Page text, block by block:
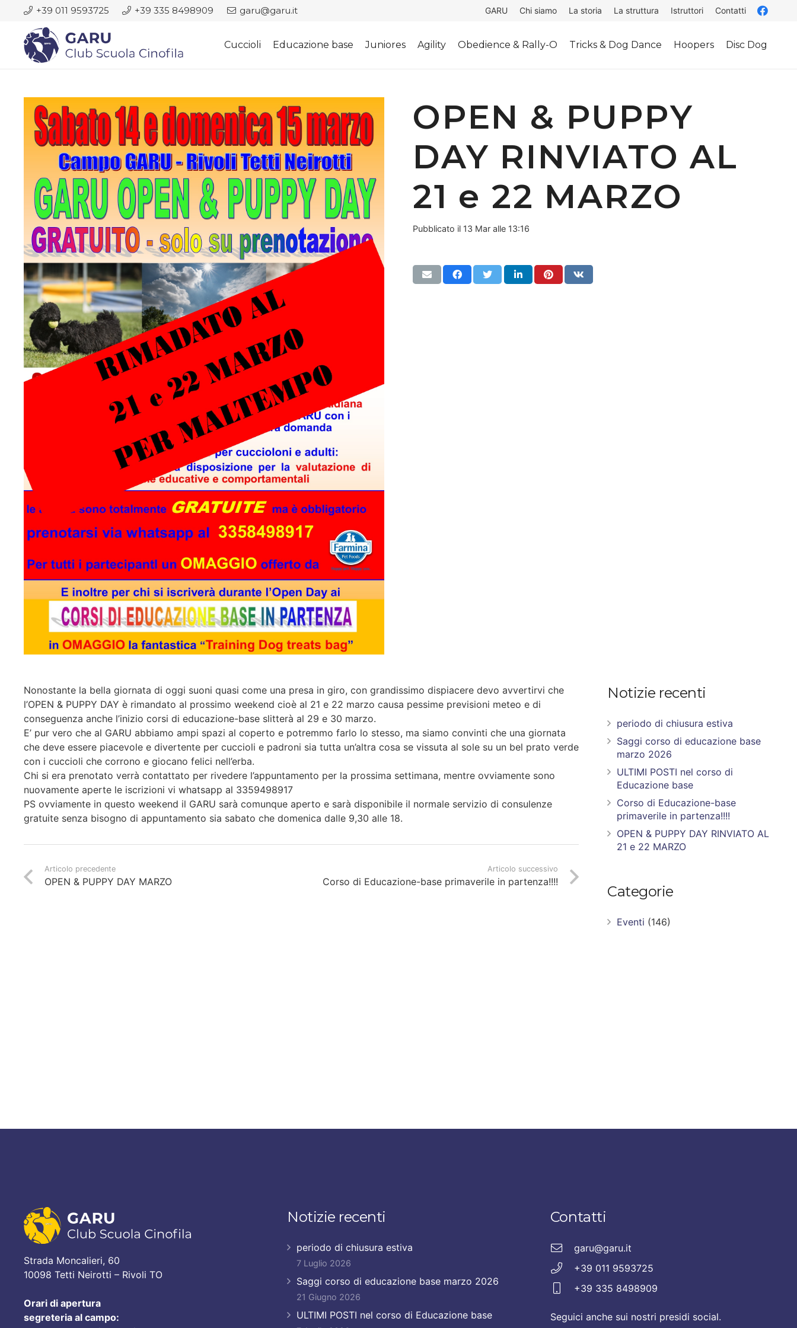
+39 011 9593725 +39 335 8498909 garu@garu.it GARU Chi siamo La storia La struttura Istruttori Contatti
Cuccioli Educazione base Juniores Agility Obedience & Rally-O Tricks & Dog Dance Hoopers Disc Dog
OPEN & PUPPY
DAY RINVIATO AL
21 e 22 MARZO
Pubblicato il 13 Mar alle 13:16
Nonostante la bella giornata di oggi suoni quasi come una presa in giro, con grandissimo dispiacere devo avvertirvi che
l’OPEN & PUPPY DAY è rimandato al prossimo weekend cioè al 21 e 22 marzo causa pessime previsioni meteo e di
conseguenza anche l’inizio corsi di educazione-base slitterà al 29 e 30 marzo.
E’ pur vero che al GARU abbiamo ampi spazi al coperto e potremmo farlo lo stesso, ma siamo convinti che una giornata
che deve essere piacevole e divertente per cuccioli e padroni sia tutta un’altra cosa se vissuta al sole su un bel prato verde
con i cuccioli che corrono e giocano felici nell’erba.
Chi si era prenotato verrà contattato per rivedere l’appuntamento per la prossima settimana, mentre ovviamente sono
nuovamente aperte le iscrizioni vi whatsapp al 3359498917
PS ovviamente in questo weekend il GARU sarà comunque aperto e sarà disponibile il normale servizio di consulenze
gratuite senza bisogno di appuntamento sia sabato che domenica dalle 9,30 alle 18.
Articolo precedente
OPEN & PUPPY DAY MARZO
Articolo successivo
Corso di Educazione-base primaverile in partenza!!!!
Notizie recenti
periodo di chiusura estiva
Saggi corso di educazione base
marzo 2026
ULTIMI POSTI nel corso di
Educazione base
Corso di Educazione-base
primaverile in partenza!!!!
OPEN & PUPPY DAY RINVIATO AL
21 e 22 MARZO
Categorie
Eventi (146)
Strada Moncalieri, 60
10098 Tetti Neirotti – Rivoli TO
Orari di apertura
segreteria al campo:
Notizie recenti
periodo di chiusura estiva
7 Luglio 2026
Saggi corso di educazione base marzo 2026
21 Giugno 2026
ULTIMI POSTI nel corso di Educazione base
Contatti
garu@garu.it
+39 011 9593725
+39 335 8498909
Seguici anche sui nostri presidi social.